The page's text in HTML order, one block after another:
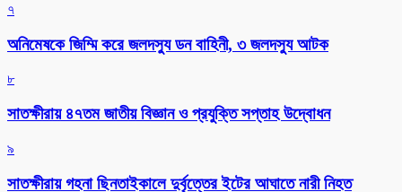
৭
অনিমেষকে জিম্মি করে জলদস্যু ডন বাহিনী, ৩ জলদস্যু আটক
৮
সাতক্ষীরায় ৪৭তম জাতীয় বিজ্ঞান ও প্রযুক্তি সপ্তাহ উদ্বোধন
৯
সাতক্ষীরায় গহনা ছিনতাইকালে দুর্বৃত্তের ইটের আঘাতে নারী নিহত